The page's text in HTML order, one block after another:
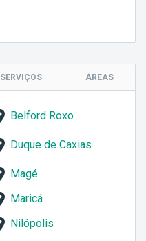
SERVIÇOS ÁREAS
Belford Roxo
Duque de Caxias
Magé
Maricá
Nilópolis